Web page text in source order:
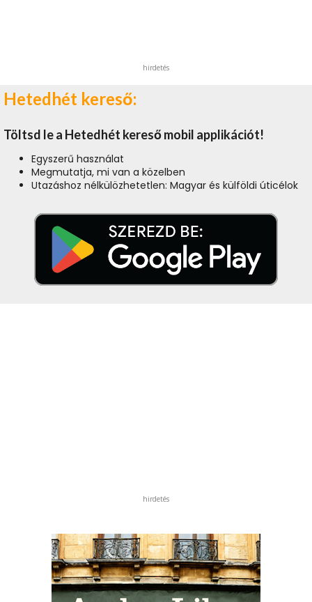
hirdetés
Hetedhét kereső:
Töltsd le a Hetedhét kereső mobil applikációt!
Egyszerű használat
Megmutatja, mi van a közelben
Utazáshoz nélkülözhetetlen: Magyar és külföldi úticélok
hirdetés